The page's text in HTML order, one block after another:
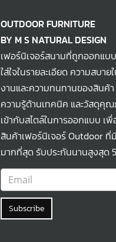
OUTDOOR FURNITURE
BY M S NATURAL DESIGN
เฟอร์นิเจอร์สนามที่ถูกออกแบ
ใส่ใจในรายละเอียด ความสบาย
งานและความทนทานของสินค้
ความรู้ด้านเทคนิค และวัสดุคุ
เข้ากับสไตล์ในการออกแบบ เ
สินค้าเฟอร์นิเจอร์ Outdoor
มากที่สุด รับประกันนานสูงสุด
Subscribe